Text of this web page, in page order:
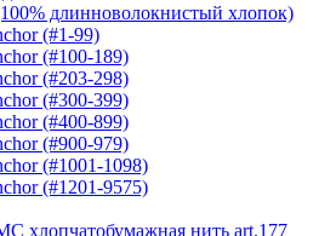
длинноволокнистый хлопок)
(#1-99)
(#100-189)
(#203-298)
(#300-399)
(#400-899)
(#900-979)
(#1001-1098)
(#1201-9575)
хлопчатобумажная нить art.177